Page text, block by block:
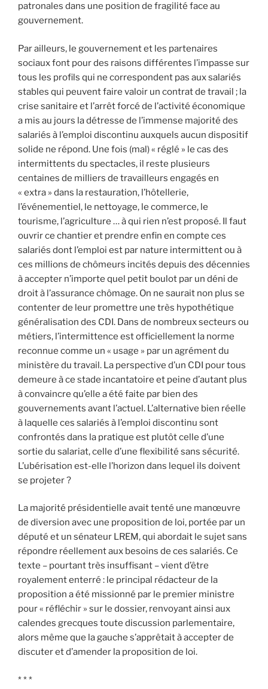
patronales dans une position de fragilité face au
gouvernement.
Par ailleurs, le gouvernement et les partenaires
sociaux font pour des raisons différentes l’impasse sur
tous les profils qui ne correspondent pas aux salariés
stables qui peuvent faire valoir un contrat de travail ; la
crise sanitaire et l’arrêt forcé de l’activité économique
a mis au jours la détresse de l’immense majorité des
salariés à l’emploi discontinu auxquels aucun dispositif
solide ne répond. Une fois (mal) « réglé » le cas des
intermittents du spectacles, il reste plusieurs
centaines de milliers de travailleurs engagés en
« extra » dans la restauration, l’hôtellerie,
l’événementiel, le nettoyage, le commerce, le
tourisme, l’agriculture … à qui rien n’est proposé. Il faut
ouvrir ce chantier et prendre enfin en compte ces
salariés dont l’emploi est par nature intermittent ou à
ces millions de chômeurs incités depuis des décennies
à accepter n’importe quel petit boulot par un déni de
droit à l’assurance chômage. On ne saurait non plus se
contenter de leur promettre une très hypothétique
généralisation des CDI. Dans de nombreux secteurs ou
métiers, l’intermittence est officiellement la norme
reconnue comme un « usage » par un agrément du
ministère du travail. La perspective d’un CDI pour tous
demeure à ce stade incantatoire et peine d’autant plus
à convaincre qu’elle a été faite par bien des
gouvernements avant l’actuel. L’alternative bien réelle
à laquelle ces salariés à l’emploi discontinu sont
confrontés dans la pratique est plutôt celle d’une
sortie du salariat, celle d’une flexibilité sans sécurité.
L’ubérisation est-elle l’horizon dans lequel ils doivent
se projeter ?
La majorité présidentielle avait tenté une manœuvre
de diversion avec une proposition de loi, portée par un
député et un sénateur LREM, qui abordait le sujet sans
répondre réellement aux besoins de ces salariés. Ce
texte – pourtant très insuffisant – vient d’être
royalement enterré : le principal rédacteur de la
proposition a été missionné par le premier ministre
pour « réfléchir » sur le dossier, renvoyant ainsi aux
calendes grecques toute discussion parlementaire,
alors même que la gauche s’apprêtait à accepter de
discuter et d’amender la proposition de loi.
* * *